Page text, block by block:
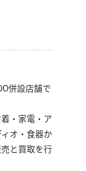
併設店舗で
・家電・ア
オ・食器か
と買取を行